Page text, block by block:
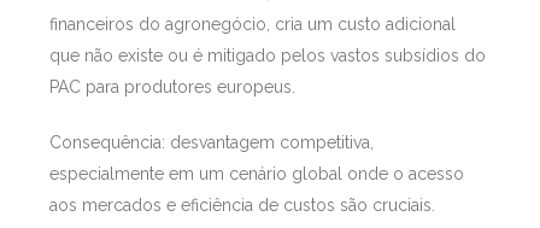
financeiros do agronegócio, cria um custo adicional
que não existe ou é mitigado pelos vastos subsídios do
PAC para produtores europeus.
Consequência: desvantagem competitiva,
especialmente em um cenário global onde o acesso
aos mercados e eficiência de custos são cruciais.